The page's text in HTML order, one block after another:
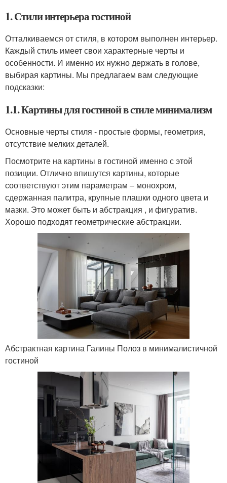
1. Стили интерьера гостиной
Отталкиваемся от стиля, в котором выполнен интерьер.
Каждый стиль имеет свои характерные черты и
особенности. И именно их нужно держать в голове,
выбирая картины. Мы предлагаем вам следующие
подсказки:
1.1. Картины для гостиной в стиле минимализм
Основные черты стиля - простые формы, геометрия,
отсутствие мелких деталей.
Посмотрите на картины в гостиной именно с этой
позиции. Отлично впишутся картины, которые
соответствуют этим параметрам – монохром,
сдержанная палитра, крупные плашки одного цвета и
мазки. Это может быть и абстракция , и фигуратив.
Хорошо подходят геометрические абстракции.
Абстрактная картина Галины Полоз в минималистичной
гостиной